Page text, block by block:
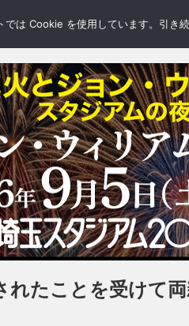
BLOGS FEATURE
れたことを受けて
は Cookie を使用しています。引き